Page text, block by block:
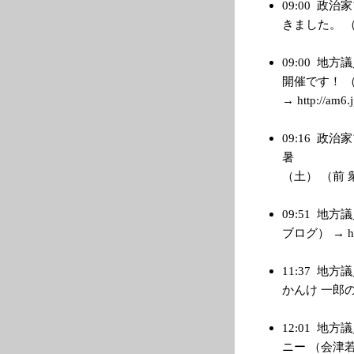
09:00 政治
きました。
09:00 地方
開催です！
→ http://
09:16 政治
暑
（土） （前
09:51
地方
ブログ） →
11:37 地方
かんけ 一郎
12:01
地方
ニー （会津